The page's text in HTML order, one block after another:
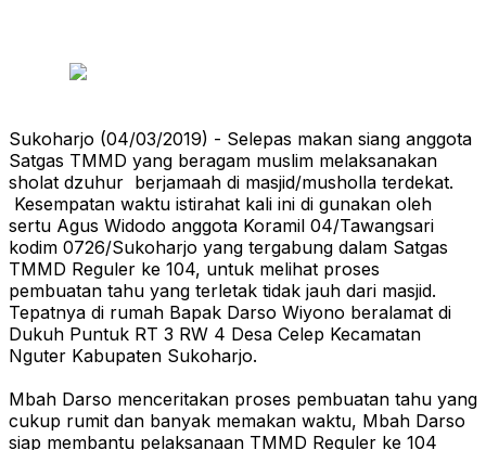
Sukoharjo (04/03/2019) - Selepas makan siang anggota
Satgas TMMD yang beragam muslim melaksanakan
sholat dzuhur berjamaah di masjid/musholla terdekat.
Kesempatan waktu istirahat kali ini di gunakan oleh
sertu Agus Widodo anggota Koramil 04/Tawangsari
kodim 0726/Sukoharjo yang tergabung dalam Satgas
TMMD Reguler ke 104, untuk melihat proses
pembuatan tahu yang terletak tidak jauh dari masjid.
Tepatnya di rumah Bapak Darso Wiyono beralamat di
Dukuh Puntuk RT 3 RW 4 Desa Celep Kecamatan
Nguter Kabupaten Sukoharjo.
Mbah Darso menceritakan proses pembuatan tahu yang
cukup rumit dan banyak memakan waktu, Mbah Darso
siap membantu pelaksanaan TMMD Reguler ke 104